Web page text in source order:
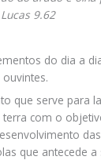
9.62
do dia a
que serve para
com o
que antecede a